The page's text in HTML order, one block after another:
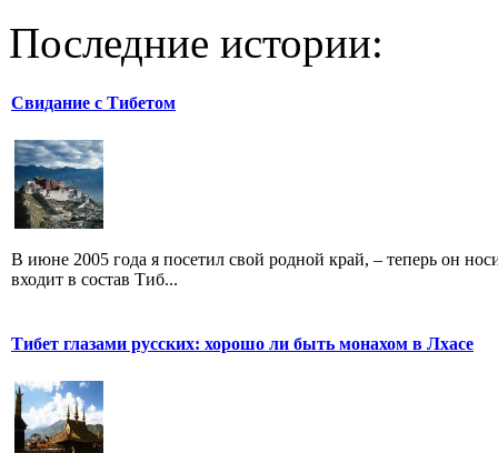
Последние истории:
Свидание с Тибетом
В июне 2005 года я посетил свой родной край, – теперь он
входит в состав Тиб...
Тибет глазами русских: хорошо ли быть монахом в Лхасе